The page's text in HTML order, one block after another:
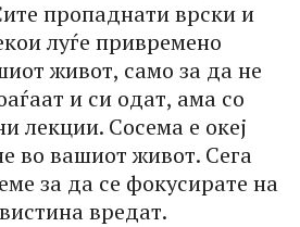
пропаднати врски и
луѓе привремено
живот, само за да не
и си одат, ама со
лекции. Сосема е океј
во вашиот живот. Сега
за да се фокусирате на
вредат.